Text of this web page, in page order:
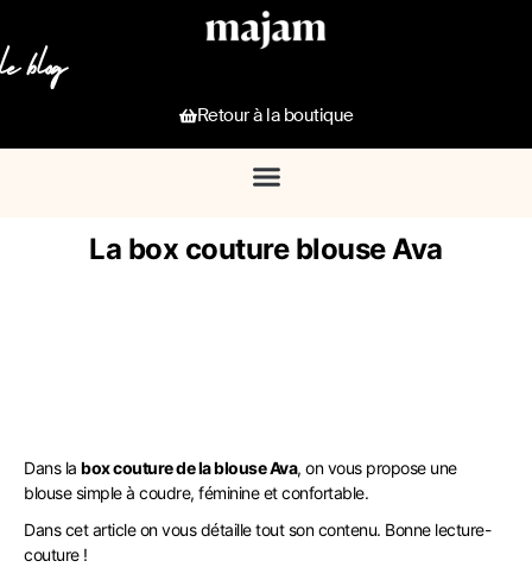
le blog
Retour à la boutique
La box couture blouse Ava
Dans la box couture de la blouse Ava, on vous propose une
blouse simple à coudre, féminine et confortable.
Dans cet article on vous détaille tout son contenu. Bonne lecture-
couture !